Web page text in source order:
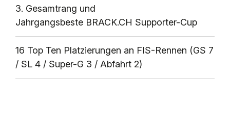
3. Gesamtrang und
Jahrgangsbeste BRACK.CH Supporter-Cup
16 Top Ten Platzierungen an FIS-Rennen (GS 7
/ SL 4 / Super-G 3 / Abfahrt 2)